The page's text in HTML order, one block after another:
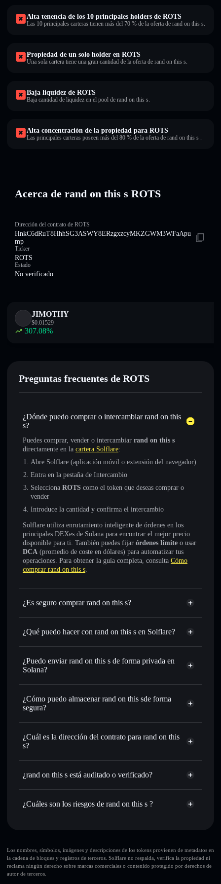
Alta tenencia de los 10 principales holders de ROTS
Las 10 principales carteras tienen más del 70 % de la oferta de rand on this s.
Propiedad de un solo holder en ROTS
Una sola cartera tiene una gran cantidad de la oferta de rand on this s.
Baja liquidez de ROTS
Baja cantidad de liquidez en el pool de rand on this s.
Alta concentración de la propiedad para ROTS
Las principales carteras poseen más del 80 % de la oferta de rand on this s .
Acerca de rand on this s ROTS
Dirección del contrato de ROTS
HnkC6dRuT8HhhSG3ASWY8ERzgxzcyMKZGWM3WFaApu
mp
Ticker
ROTS
Estado
No verificado
JIMOTHY
$0.01529
307.08%
Preguntas frecuentes de ROTS
¿Dónde puedo comprar o intercambiar rand on this
s?
Puedes comprar, vender o intercambiar rand on this s
directamente en la cartera Solflare:
Abre Solflare (aplicación móvil o extensión del navegador)
Entra en la pestaña de Intercambio
Selecciona ROTS como el token que deseas comprar o
vender
Introduce la cantidad y confirma el intercambio
Solflare utiliza enrutamiento inteligente de órdenes en los
principales DEXes de Solana para encontrar el mejor precio
disponible para ti. También puedes fijar órdenes límite o usar
DCA (promedio de coste en dólares) para automatizar tus
operaciones. Para obtener la guía completa, consulta Cómo
comprar rand on this s.
¿Es seguro comprar rand on this s?
rand on this s no está verificado
¿Qué puedo hacer con rand on this s en Solflare?
rand on this s
cartera de Solflare
Intercambiar al instante: operar con ROTS para SOL,
USDC o miles de otros tokens de Solana con enrutamiento
tu precio objetivo para ROTS
Utilizar DCA
largo del tiempo
Enviar de forma privada
: transferir ROTS sin vincular
públicamente las carteras usando el agregador de privacidad
precio, volumen, capitalización de mercado y liquidez de
sin custodia donde tú controla tus claves privadas
¿Puedo enviar rand on this s de forma privada en
Solana?
agregador de privacidad
¿Cómo puedo almacenar rand on this sde forma
segura?
rand on this s
¿Cuál es la dirección del contrato para rand on this
s?
rand on this s
HnkC6dRuT8HhhSG3ASWY8ERzgxzcyMKZGWM3WFaApump
ROTS cartera Solflare
¿rand on this s está auditado o verificado?
rand on this s no está verificado actualmente
¿Cuáles son los riesgos de rand on this s ?
10 principales carteras
rand on this s
sola cartera
Los nombres, símbolos, imágenes y descripciones de los tokens provienen de metadatos en
la cadena de bloques y registros de terceros. Solflare no respalda, verifica la propiedad ni
reclama ningún derecho sobre marcas comerciales o contenido protegido por derechos de
autor de terceros.